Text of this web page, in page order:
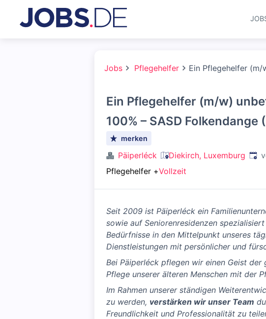
Jobs Pflegehelfer Ein Pflegehelfer (m/
Ein Pflegehelfer (m/w)
100% – SASD Folkendange
merken
Päiperléck Diekirch, Luxemburg
Pflegehelfer +Vollzeit
Seit 2009 ist Päiperléck ein
sowie auf Seniorenresidenzen
Bedürfnisse in den Mittelpunkt unseres
Dienstleistungen mit persönlicher und
Bei Päiperléck pflegen wir einen Geist
Pflege unserer älteren Menschen mit der
Im Rahmen unserer ständigen
zu werden, verstärken wir unser Team
Freundlichkeit und Professionalität zu